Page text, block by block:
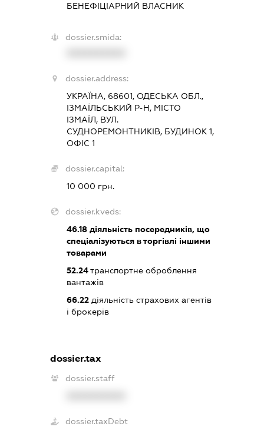
БЕНЕФІЦІАРНИЙ ВЛАСНИК
dossier.smida:
dossier.address:
УКРАЇНА, 68601, ОДЕСЬКА ОБЛ.,
ІЗМАЇЛЬСЬКИЙ Р-Н, МІСТО
ІЗМАЇЛ, ВУЛ.
СУДНОРЕМОНТНИКІВ, БУДИНОК 1,
ОФІС 1
dossier.capital:
10 000 грн.
dossier.kveds:
46.18діяльність посередників, що
спеціалізуються в торгівлі іншими
товарами
52.24транспортне оброблення
вантажів
66.22діяльність страхових агентів
і брокерів
dossier.tax
dossier.staff
dossier.taxDebt